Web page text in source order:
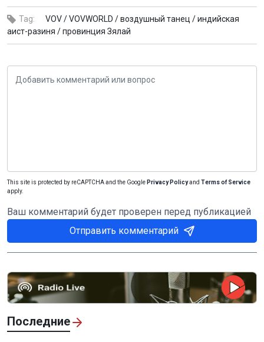
Tag: VOV /VOVWORLD /воздушный танец /индийская
аист-разиня /провинция Зялай
This site is protected by reCAPTCHA and the Google Privacy Policyand Terms of Service
apply.
Ваш комментарий будет проверен перед публикацией
Отправить комментарий
Последние